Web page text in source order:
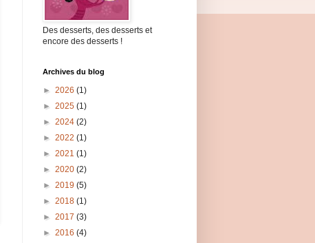
Des desserts, des desserts et
encore des desserts !
Archives du blog
► 2026 (1)
► 2025 (1)
► 2024 (2)
► 2022 (1)
► 2021 (1)
► 2020 (2)
► 2019 (5)
► 2018 (1)
► 2017 (3)
► 2016 (4)